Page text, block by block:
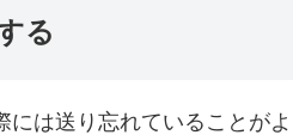
る
は送り忘れていることが